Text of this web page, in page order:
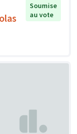
Soumise
au vote